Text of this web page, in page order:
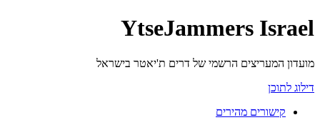
YtseJammers Israel
מועדון המעריצים הרשמי של דרים ת'יאטר בישראל
דילוג לתוכן
קישורים מהירים